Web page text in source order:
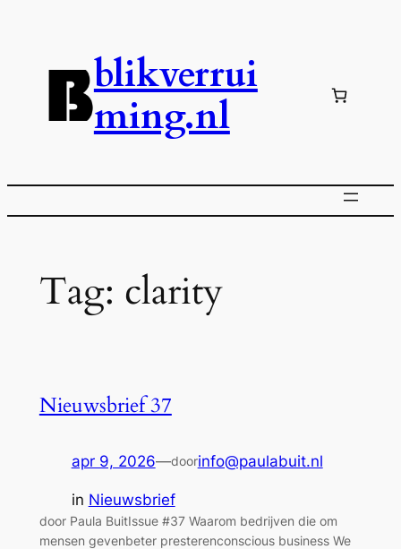
blikverrui
ming.nl
Tag: clarity
Nieuwsbrief 37
apr 9, 2026—doorinfo@paulabuit.nl
in Nieuwsbrief
door Paula BuitIssue #37 Waarom bedrijven die om
mensen gevenbeter presterenconscious business We